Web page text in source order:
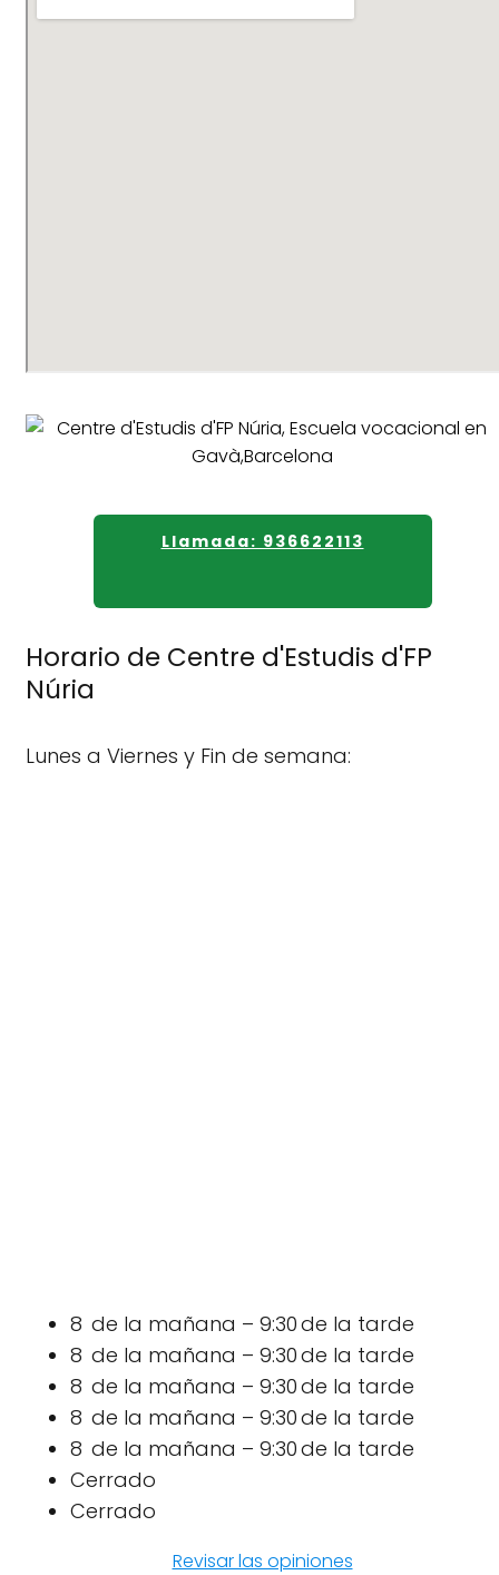
Llamada: 936622113
Horario de Centre d'Estudis d'FP
Núria
Lunes a Viernes y Fin de semana:
8 de la mañana – 9:30 de la tarde
8 de la mañana – 9:30 de la tarde
8 de la mañana – 9:30 de la tarde
8 de la mañana – 9:30 de la tarde
8 de la mañana – 9:30 de la tarde
Cerrado
Cerrado
Revisar las opiniones